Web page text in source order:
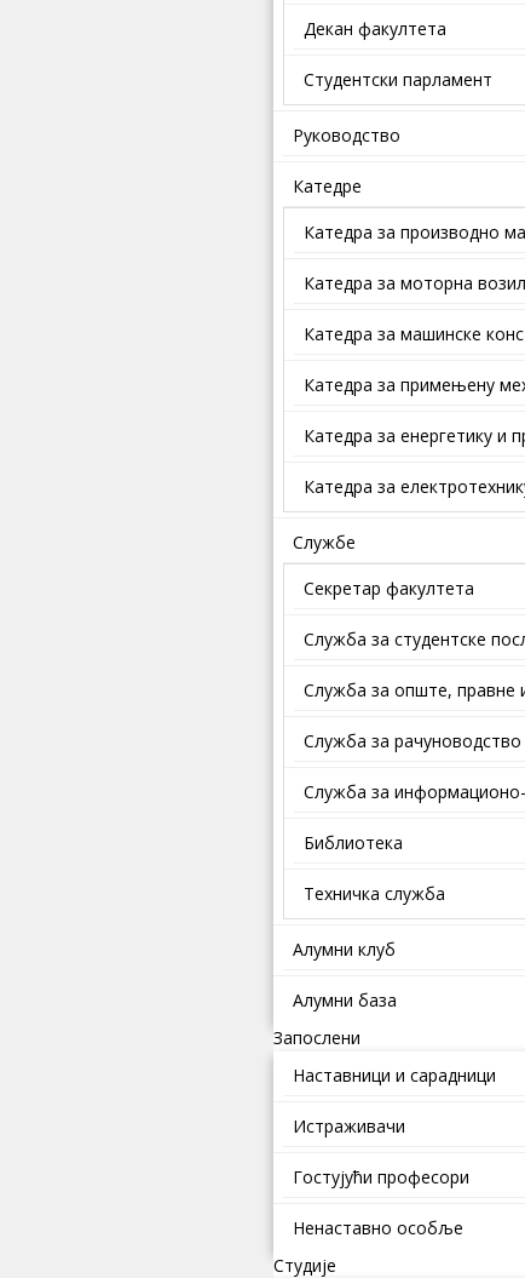
Декан факултета
Студентски парламент
Руководство
Катедре
Катедра за производно
Катедра за моторна
Катедра за машинске
Катедра за примењену
Катедра за енергетику и
Катедра за
Службе
Секретар факултета
Служба за студентске
Службa зa oпштe, прaвнe
Служба за рачуноводство
Служба за информационо-
Библиотека
Техничка служба
Алумни клуб
Алумни база
Запослени
Наставници и сарадници
Истраживачи
Гостујући професори
Ненаставно особље
Студије